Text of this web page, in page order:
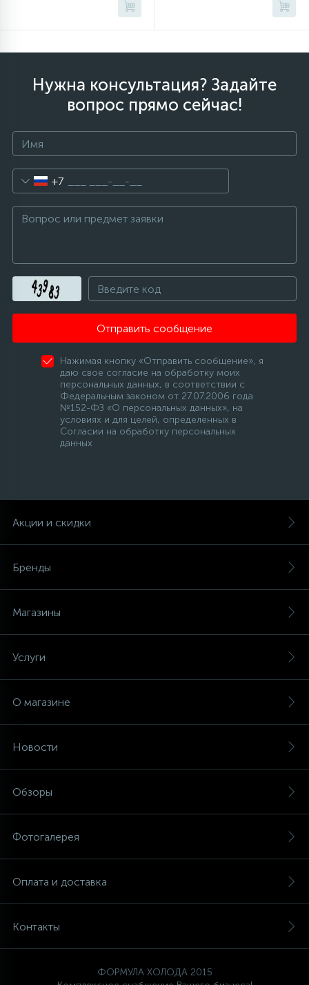
Нужна консультация? Задайте
вопрос прямо сейчас!
+7
Отправить сообщение
Нажимая кнопку «Отправить сообщение», я
даю свое согласие на обработку моих
персональных данных, в соответствии с
Федеральным законом от 27.07.2006 года
№152-ФЗ «О персональных данных», на
условиях и для целей, определенных в
Согласии на обработку персональных
данных
Акции и скидки
Бренды
Магазины
Услуги
О магазине
Новости
Обзоры
Фотогалерея
Оплата и доставка
Контакты
ФОРМУЛА ХОЛОДА 2015